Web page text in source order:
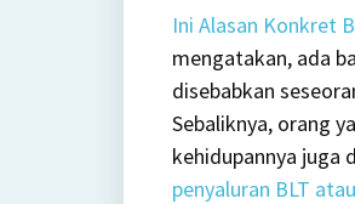
Ini Alasan Konkret
mengatakan, ada
disebabkan
Sebaliknya, orang
kehidupannya juga
penyaluran BLT